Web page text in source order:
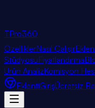
TPro360
ÖzelliklerNasıl Çalışır
StüdyosuFiyatlandırma
Ürün AnalizKomisyon
EklentiGirişÜcretsiz